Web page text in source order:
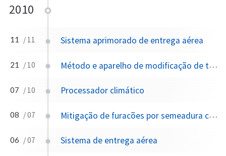
2010
11 / 11 Sistema aprimorado de entrega aérea
21 / 10 Método e aparelho de modificação de tempestade severa/furacão
07 / 10 Processador climático
08 / 07 Mitigação de furacões por semeadura combinada com núcleos de condensação e congelamento
06 / 07 Sistema de entrega aérea